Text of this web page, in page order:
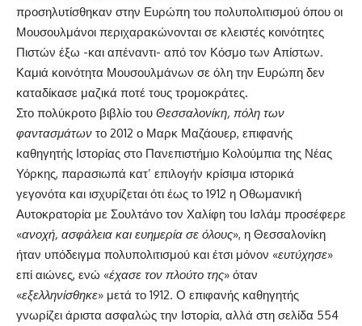
προσηλυτίσθηκαν στην Ευρώπη του πολυπολιτισμού όπου οι
Μουσουλμάνοι περιχαρακώνονται σε κλειστές κοινότητες
Πιστών έξω -και απέναντι- από τον Κόσμο των Απίστων.
Καμιά κοινότητα Μουσουλμάνων σε όλη την Ευρώπη δεν
καταδίκασε μαζικά ποτέ τους τρομοκράτες.
Στο πολύκροτο βιβλίο του Θεσσαλονίκη, πόλη των
φαντασμάτων το 2012 ο Μαρκ Μαζάουερ, επιφανής
καθηγητής Ιστορίας στο Πανεπιστήμιο Κολούμπια της Νέας
Υόρκης, παρασιωπά κατ’ επιλογήν κρίσιμα ιστορικά
γεγονότα και ισχυρίζεται ότι έως το 1912 η Οθωμανική
Αυτοκρατορία με Σουλτάνο τον Χαλίφη του Ισλάμ προσέφερε
«ανοχή, ασφάλεια και ευημερία σε όλους», η Θεσσαλονίκη
ήταν υπόδειγμα πολυπολιτισμού και έτσι μόνον «ευτύχησε»
επί αιώνες, ενώ «έχασε τον πλούτο της» όταν
«εξελληνίσθηκε» μετά το 1912. Ο επιφανής καθηγητής
γνωρίζει άριστα ασφαλώς την Ιστορία, αλλά στη σελίδα 554